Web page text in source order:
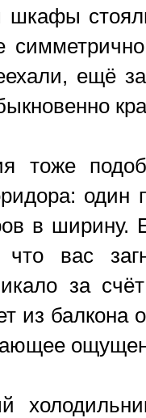
ещё
тоже
в
что вас
за
из